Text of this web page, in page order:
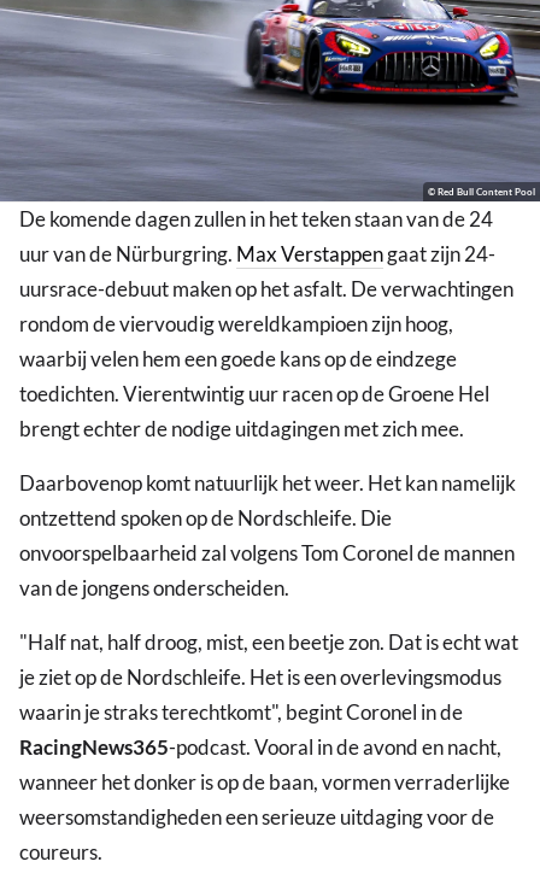
© Red Bull Content Pool
De komende dagen zullen in het teken staan van de 24
uur van de Nürburgring. Max Verstappengaat zijn 24-
uursrace-debuut maken op het asfalt. De verwachtingen
rondom de viervoudig wereldkampioen zijn hoog,
waarbij velen hem een goede kans op de eindzege
toedichten. Vierentwintig uur racen op de Groene Hel
brengt echter de nodige uitdagingen met zich mee.
Daarbovenop komt natuurlijk het weer. Het kan namelijk
ontzettend spoken op de Nordschleife. Die
onvoorspelbaarheid zal volgens Tom Coronel de mannen
van de jongens onderscheiden.
"Half nat, half droog, mist, een beetje zon. Dat is echt wat
je ziet op de Nordschleife. Het is een overlevingsmodus
waarin je straks terechtkomt", begint Coronel in de
RacingNews365-podcast. Vooral in de avond en nacht,
wanneer het donker is op de baan, vormen verraderlijke
weersomstandigheden een serieuze uitdaging voor de
coureurs.